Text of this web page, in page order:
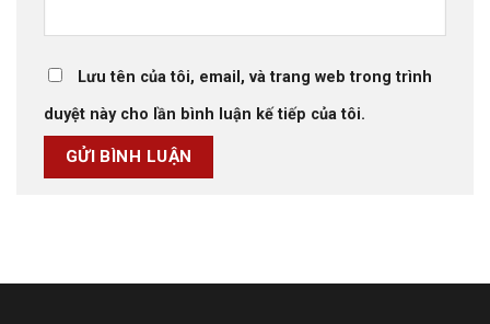
Lưu tên của tôi, email, và trang web trong trình
duyệt này cho lần bình luận kế tiếp của tôi.